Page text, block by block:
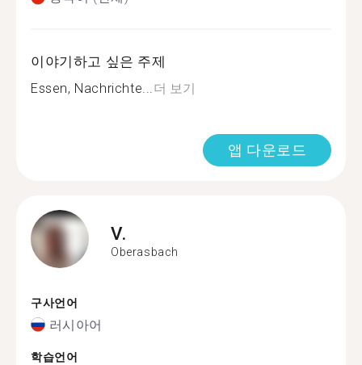
이야기하고 싶은 주제
Essen, Nachrichte...더 보기
앱 다운로드
V.
Oberasbach
구사언어
러시아어
학습언어